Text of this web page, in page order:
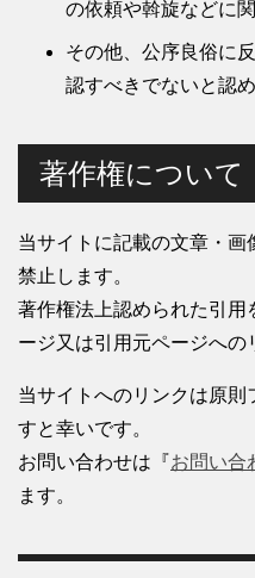
の依頼や斡旋などに関
その他、公序良俗に
認すべきでないと認
著作権について
当サイトに記載の文章・
禁止します。
著作権法上認められた引
ージ又は引用元ページへの
当サイトへのリンクは原則
すと幸いです。
お問い合わせは『お問い合
ます。